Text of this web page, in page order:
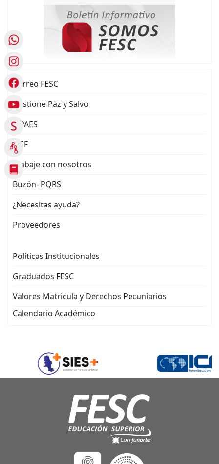
Correo FESC
Gestione Paz y Salvo
SIPAES
SIEF
Trabaje con nosotros
Buzón- PQRS
¿Necesitas ayuda?
Proveedores
Políticas Institucionales
Graduados FESC
Valores Matricula y Derechos Pecuniarios
Calendario Académico